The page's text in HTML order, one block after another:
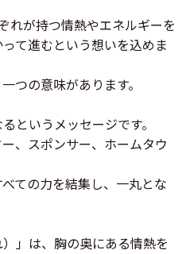
れが持つ情熱やエネルギーを
て進むという想いを込めま
つの意味があります。
というメッセージです。
、スポンサー、ホームタウ
ての力を結集し、一丸とな
」は、胸の奥にある情熱を